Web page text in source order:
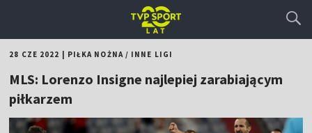
28 CZE 2022 PIŁKA NOŻNA/ INNE LIGI
MLS: Lorenzo Insigne najlepiej zarabiającym
piłkarzem